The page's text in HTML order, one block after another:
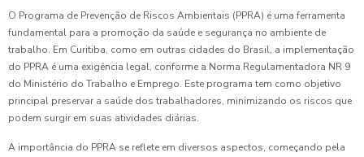
O Programa de Prevenção de Riscos Ambientais (PPRA) é uma ferramenta
fundamental para a promoção da saúde e segurança no ambiente de
trabalho. Em Curitiba, como em outras cidades do Brasil, a implementação
do PPRA é uma exigência legal, conforme a Norma Regulamentadora NR 9
do Ministério do Trabalho e Emprego. Este programa tem como objetivo
principal preservar a saúde dos trabalhadores, minimizando os riscos que
podem surgir em suas atividades diárias.
A importância do PPRA se reflete em diversos aspectos, começando pela